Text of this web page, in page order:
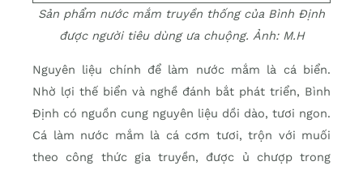
Sản phẩm nước mắm truyền thống của Bình Định
được người tiêu dùng ưa chuộng. Ảnh: M.H
Nguyên liệu chính để làm nước mắm là cá biển.
Nhờ lợi thế biển và nghề đánh bắt phát triển, Bình
Định có nguồn cung nguyên liệu dồi dào, tươi ngon.
Cá làm nước mắm là cá cơm tươi, trộn với muối
theo công thức gia truyền, được ủ chượp trong